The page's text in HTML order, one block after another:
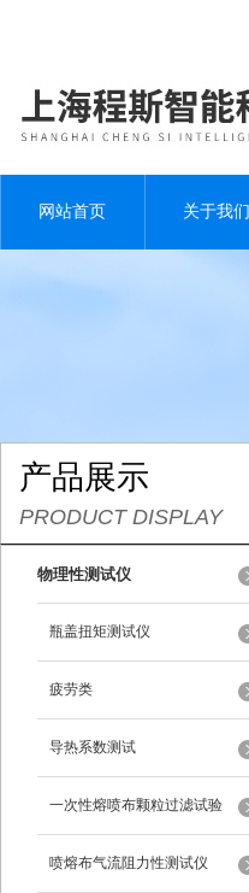
网站首页 关于我们
产品展示
PRODUCT DISPLAY
物理性测试仪
瓶盖扭矩测试仪
疲劳类
导热系数测试
一次性熔喷布颗粒过滤试验
喷熔布气流阻力性测试仪